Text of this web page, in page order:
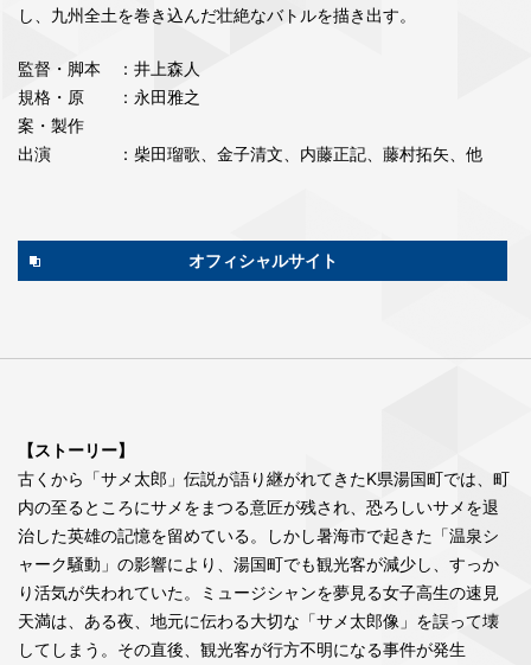
し、九州全土を巻き込んだ壮絶なバトルを描き出す。
監督・脚本
：井上森人
規格・原
案・製作
：永田雅之
出演 ：柴田瑠歌、金子清文、内藤正記、藤村拓矢、他
オフィシャルサイト
【ストーリー】
古くから「サメ太郎」伝説が語り継がれてきたK県湯国町では、町
内の至るところにサメをまつる意匠が残され、恐ろしいサメを退
治した英雄の記憶を留めている。しかし暑海市で起きた「温泉シ
ャーク騒動」の影響により、湯国町でも観光客が減少し、すっか
り活気が失われていた。ミュージシャンを夢見る女子高生の速見
天満は、ある夜、地元に伝わる大切な「サメ太郎像」を誤って壊
してしまう。その直後、観光客が行方不明になる事件が発生